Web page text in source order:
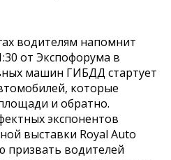
водителям напомнит
от Экспофорума в
машин ГИБДД стартует
которые
и обратно.
экспонентов
выставки Royal Auto
призвать водителей